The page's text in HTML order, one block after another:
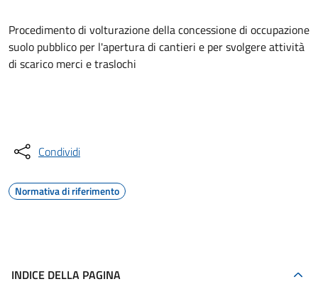
Procedimento di volturazione della concessione di occupazione
suolo pubblico per l'apertura di cantieri e per svolgere attività
di scarico merci e traslochi
Condividi
Normativa di riferimento
INDICE DELLA PAGINA